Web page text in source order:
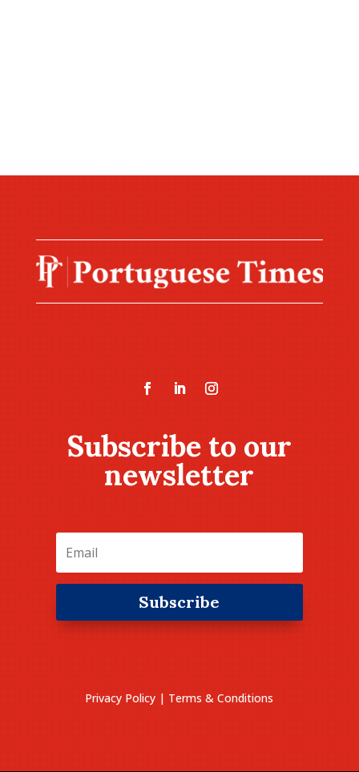
Subscribe to our
newsletter
Subscribe
Privacy Policy | Terms & Conditions